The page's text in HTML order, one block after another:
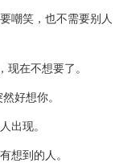
嘲笑，也不需要别人
在不想要了。
好想你。
出现。
想到的人。